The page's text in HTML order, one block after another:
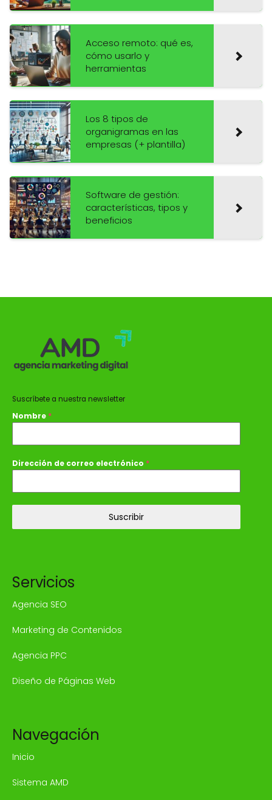
Acceso remoto: qué es,
cómo usarlo y
herramientas
Los 8 tipos de
organigramas en las
empresas (+ plantilla)
Software de gestión:
características, tipos y
beneficios
Suscríbete a nuestra newsletter
Nombre *
Dirección de correo electrónico *
Suscribir
Servicios
Agencia SEO
Marketing de Contenidos
Agencia PPC
Diseño de Páginas Web
Navegación
Inicio
Sistema AMD